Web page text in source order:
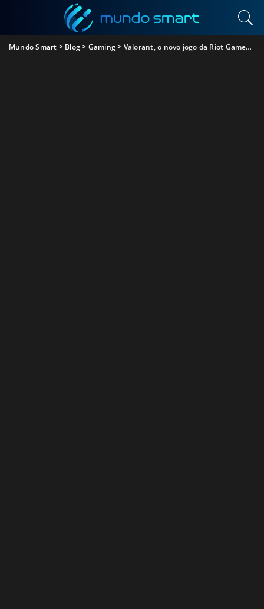
Mundo Smart > Blog> Gaming> Valorant, o novo jogo da Riot Games perto de sair em beta